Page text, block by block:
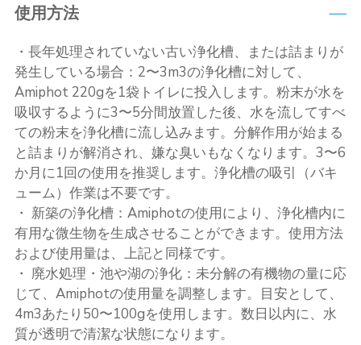
使用方法
・長年処理されていない古い浄化槽、または詰まりが
発生している場合：2〜3m3の浄化槽に対して、
Amiphot 220gを1袋トイレに投入します。粉末が水を
吸収するように3〜5分間放置した後、水を流してすべ
ての粉末を浄化槽に流し込みます。分解作用が始まる
と詰まりが解消され、嫌な臭いもなくなります。3〜6
か月に1回の使用を推奨します。浄化槽の吸引（バキ
ューム）作業は不要です。
・ 新築の浄化槽：Amiphotの使用により、浄化槽内に
有用な微生物を生成させることができます。使用方法
および使用量は、上記と同様です。
・ 廃水処理・池や湖の浄化：未分解の有機物の量に応
じて、Amiphotの使用量を調整します。目安として、
4m3あたり50〜100gを使用します。数日以内に、水
質が透明で清潔な状態になります。